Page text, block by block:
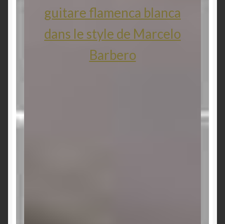
guitare flamenca blanca
dans le style de Marcelo
Barbero